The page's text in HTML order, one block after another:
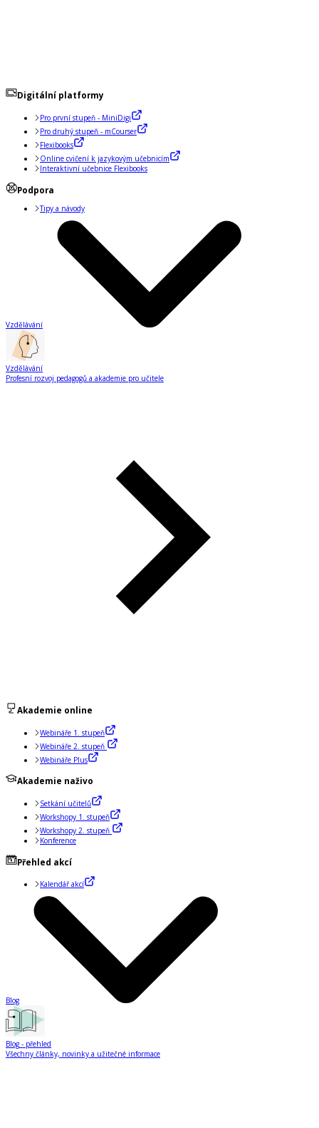
Digitální platformy
Pro první stupeň - MiniDigi
Pro druhý stupeň - mCourser
Flexibooks
Online cvičení k jazykovým učebnicím
Interaktivní učebnice Flexibooks
Podpora
Tipy a návody
Vzdělávání
Vzdělávání
Profesní rozvoj pedagogů a akademie pro učitele
Akademie online
Webináře 1. stupeň
Webináře 2. stupeň
Webináře Plus
Akademie naživo
Setkání učitelů
Workshopy 1. stupeň
Workshopy 2. stupeň
Konference
Přehled akcí
Kalendář akcí
Blog
Blog - přehled
Všechny články, novinky a užitečné informace